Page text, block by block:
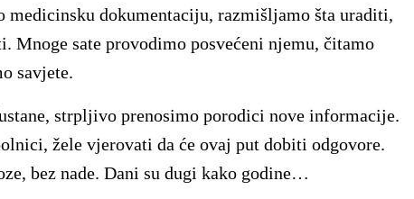
dokumentaciju, razmišljamo šta uraditi,
Mnoge sate provodimo posvećeni njemu, čitamo
savjete.
strpljivo prenosimo porodici nove informacije.
žele vjerovati da će ovaj put dobiti odgovore.
bez nade. Dani su dugi kako godine…